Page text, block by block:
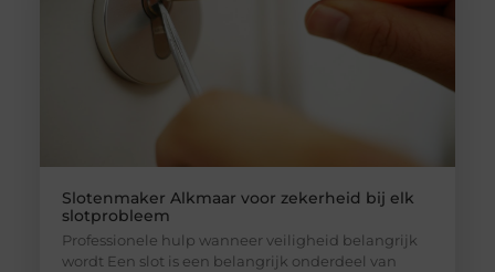
Slotenmaker Alkmaar voor zekerheid bij elk
slotprobleem
Professionele hulp wanneer veiligheid belangrijk
wordt Een slot is een belangrijk onderdeel van